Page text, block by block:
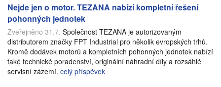
Nejde jen o motor. TEZANA nabízí kompletní řešení
pohonných jednotek
Zveřejněno 31.7. Společnost TEZANA je autorizovaným
distributorem značky FPT Industrial pro několik evropských trhů.
Kromě dodávek motorů a kompletních pohonných jednotek nabízí
také technické poradenství, originální náhradní díly a rozsáhlé
servisní zázemí. celý příspěvek